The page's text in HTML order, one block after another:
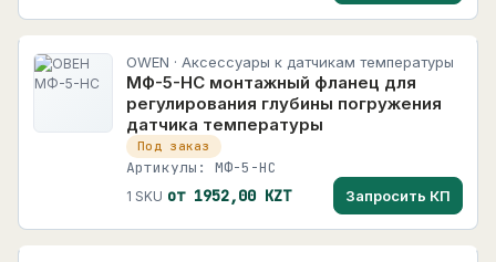
OWEN · Аксессуары к датчикам температуры
МФ-5-НС монтажный фланец для
регулирования глубины погружения
датчика температуры
Под заказ
Артикулы: МФ-5-НС
1 SKU от 1952,00 KZT Запросить КП